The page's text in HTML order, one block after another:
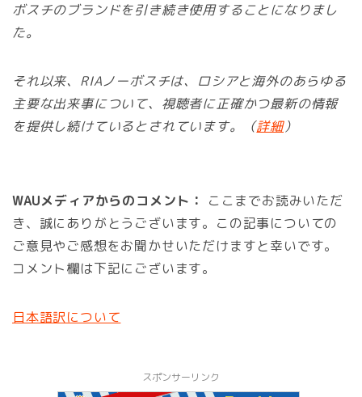
ボスチのブランドを引き続き使用することになりまし
た。
それ以来、RIAノーボスチは、ロシアと海外のあらゆる
主要な出来事について、視聴者に正確かつ最新の情報
を提供し続けているとされています。（詳細）
WAUメディアからのコメント：
ここまでお読みいただ
き、誠にありがとうございます。この記事についての
ご意見やご感想をお聞かせいただけますと幸いです。
コメント欄は下記にございます。
日本語訳について
スポンサーリンク